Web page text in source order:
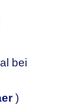
bei
)